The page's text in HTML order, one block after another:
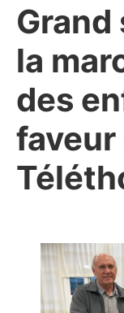
la
des
faveur